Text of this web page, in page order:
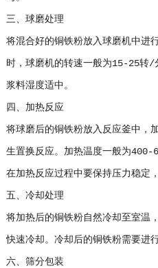
三、球磨处理
将混合好的铜铁粉放入球磨机中进
时，球磨机的转速一般为15-25转/
浆料湿度适中。
四、加热反应
将球磨后的铜铁粉放入反应釜中，
生置换反应。加热温度一般为400-
在加热反应过程中要保持压力稳定
五、冷却处理
将加热后的铜铁粉自然冷却至室温
快速冷却。冷却后的铜铁粉需要进
六、筛分包装